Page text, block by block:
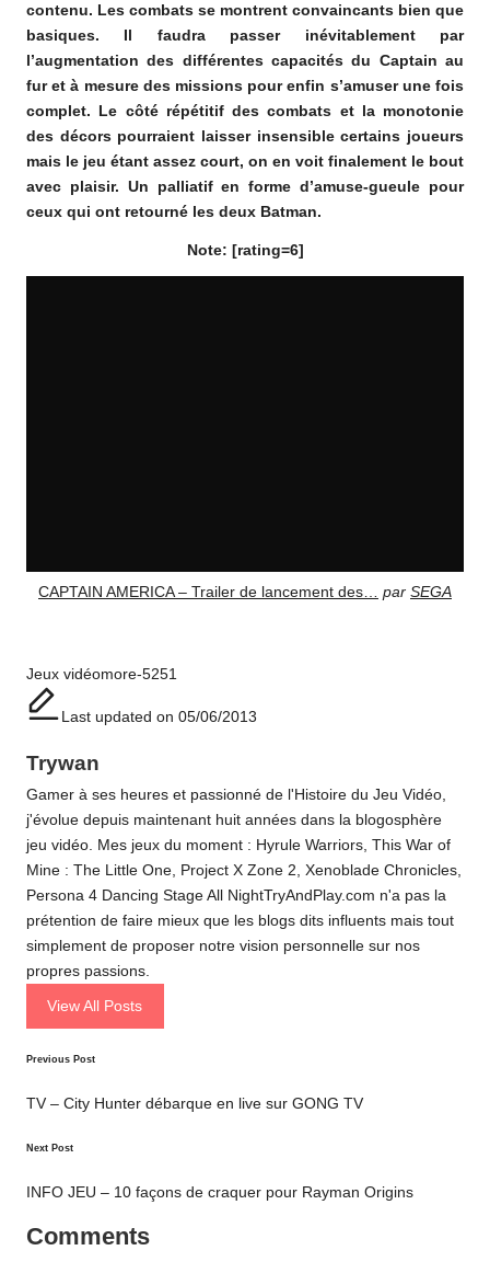
contenu. Les combats se montrent convaincants bien que
basiques. Il faudra passer inévitablement par
l’augmentation des différentes capacités du Captain au
fur et à mesure des missions pour enfin s’amuser une fois
complet. Le côté répétitif des combats et la monotonie
des décors pourraient laisser insensible certains joueurs
mais le jeu étant assez court, on en voit finalement le bout
avec plaisir. Un palliatif en forme d’amuse-gueule pour
ceux qui ont retourné les deux Batman.
Note: [rating=6]
CAPTAIN AMERICA – Trailer de lancement des… par SEGA
Tags:
Jeux vidéomore-5251
Last updated on 05/06/2013
Trywan
Gamer à ses heures et passionné de l'Histoire du Jeu Vidéo,
j'évolue depuis maintenant huit années dans la blogosphère
jeu vidéo. Mes jeux du moment : Hyrule Warriors, This War of
Mine : The Little One, Project X Zone 2, Xenoblade Chronicles,
Persona 4 Dancing Stage All NightTryAndPlay.com n'a pas la
prétention de faire mieux que les blogs dits influents mais tout
simplement de proposer notre vision personnelle sur nos
propres passions.
View All Posts
Post
navigation
Previous Post
TV – City Hunter débarque en live sur GONG TV
Next Post
INFO JEU – 10 façons de craquer pour Rayman Origins
Comments